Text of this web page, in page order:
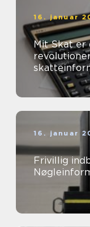
16. januar
Mit Skat er
16. januar
Frivillig